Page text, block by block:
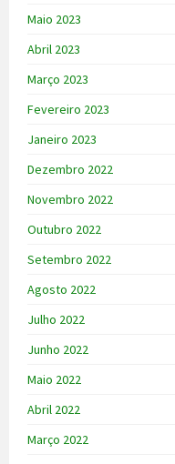
Maio 2023
Abril 2023
Março 2023
Fevereiro 2023
Janeiro 2023
Dezembro 2022
Novembro 2022
Outubro 2022
Setembro 2022
Agosto 2022
Julho 2022
Junho 2022
Maio 2022
Abril 2022
Março 2022